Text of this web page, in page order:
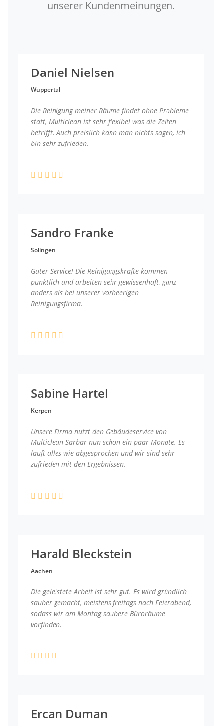
unserer Kundenmeinungen.
Daniel Nielsen
Wuppertal
Die Reinigung meiner Räume findet ohne Probleme
statt, Multiclean ist sehr flexibel was die Zeiten
betrifft. Auch preislich kann man nichts sagen, ich
bin sehr zufrieden.
Sandro Franke
Solingen
Guter Service! Die Reinigungskräfte kommen
pünktlich und arbeiten sehr gewissenhaft, ganz
anders als bei unserer vorheerigen
Reinigungsfirma.
Sabine Hartel
Kerpen
Unsere Firma nutzt den Gebäudeservice von
Multiclean Sarbar nun schon ein paar Monate. Es
läuft alles wie abgesprochen und wir sind sehr
zufrieden mit den Ergebnissen.
Harald Bleckstein
Aachen
Die geleistete Arbeit ist sehr gut. Es wird gründlich
sauber gemacht, meistens freitags nach Feierabend,
sodass wir am Montag saubere Büroräume
vorfinden.
Ercan Duman